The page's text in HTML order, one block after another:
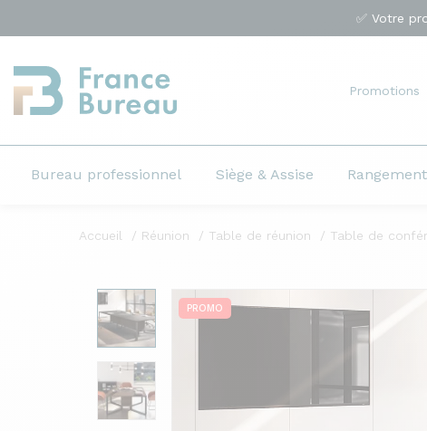
✅ Votre
Promotions
Bureau professionnel Siège & Assise Rangement
Accueil Réunion Table de réunion Table de
PROMO